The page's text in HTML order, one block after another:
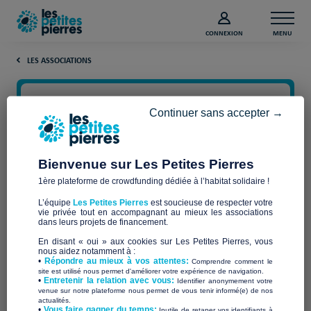
CONNEXION MENU
LES ASSOCIATIONS
Ordre de Malte France
Bienvenue sur Les Petites Pierres
1ère plateforme de crowdfunding dédiée à l’habitat solidaire !
L’équipe Les Petites Pierres est soucieuse de respecter votre
vie privée tout en accompagnant au mieux les associations
dans leurs projets de financement.
En disant « oui » aux cookies sur Les Petites Pierres, vous
nous aidez notamment à :
• Répondre au mieux à vos attentes:Comprendre comment le
site est utilisé nous permet d'améliorer votre expérience de navigation.
•Entretenir la relation avec vous: Identifier anonymement votre
venue sur notre plateforme nous permet de vous tenir informé(e) de nos
actualités.
Continuer sans accepter →